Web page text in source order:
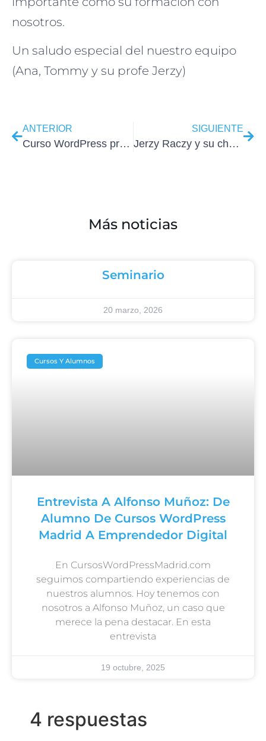
nosotros.
Un saludo especial del nuestro equipo
(Ana, Tommy y su profe Jerzy)
ANTERIOR
Curso WordPress profesional e-commerce junio-julio 2021
SIGUIENTE
Jerzy Raczy y su charla Be Responsive para Colombia
Más noticias
Seminario
20 marzo, 2026
Cursos Y Alumnos
Entrevista A Alfonso Muñoz: De
Alumno De Cursos WordPress
Madrid A Emprendedor Digital
En CursosWordPressMadrid.com
seguimos compartiendo experiencias de
nuestros alumnos. Hoy tenemos con
nosotros a Alfonso Muñoz, un caso que
merece la pena destacar. En esta
entrevista
19 octubre, 2025
4 respuestas